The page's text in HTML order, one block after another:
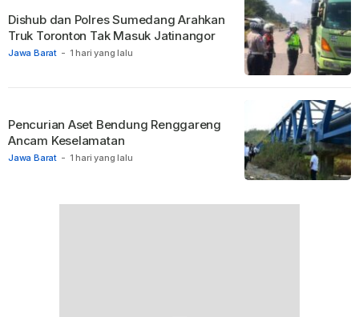
Jawa Barat - 1 hari yang lalu
Dishub dan Polres Sumedang Arahkan
Truk Toronton Tak Masuk Jatinangor
Jawa Barat - 1 hari yang lalu
Pencurian Aset Bendung Renggareng
Ancam Keselamatan